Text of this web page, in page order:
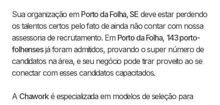
Sua organização em Porto da Folha, SEdeve estar perdendo
os talentos certos pelo fato de ainda não contar com nossa
assessoria de recrutamento. Em Porto da Folha, 143 porto-
folhensesjá foram admitidos, provando o super número de
candidatos na área, e seu negócio pode tirar proveito ao se
conectar com esses candidatos capacitados.
A Chaworké especializada em modelos de seleção para